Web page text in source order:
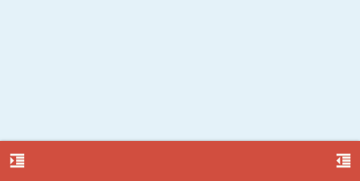
format_indent_increase format_indent_decrease